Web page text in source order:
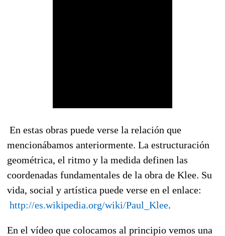
En estas obras puede verse la relación que
mencionábamos anteriormente. La estructuración
geométrica, el ritmo y la medida definen las
coordenadas fundamentales de la obra de Klee. Su
vida, social y artística puede verse en el enlace:
http://es.wikipedia.org/wiki/Paul_Klee.
En el vídeo que colocamos al principio vemos una